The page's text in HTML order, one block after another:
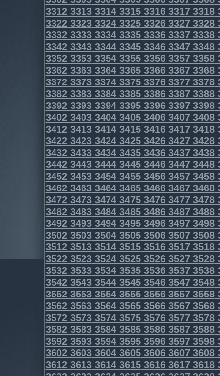
3312331333143315331633173318
3322332333243325332633273328
3332333333343335333633373338
3342334333443345334633473348
3352335333543355335633573358
3362336333643365336633673368
3372337333743375337633773378
3382338333843385338633873388
3392339333943395339633973398
3402340334043405340634073408
3412341334143415341634173418
3422342334243425342634273428
3432343334343435343634373438
3442344334443445344634473448
3452345334543455345634573458
3462346334643465346634673468
3472347334743475347634773478
3482348334843485348634873488
3492349334943495349634973498
3502350335043505350635073508
3512351335143515351635173518
3522352335243525352635273528
3532353335343535353635373538
3542354335443545354635473548
3552355335543555355635573558
3562356335643565356635673568
3572357335743575357635773578
3582358335843585358635873588
3592359335943595359635973598
3602360336043605360636073608
3612361336143615361636173618